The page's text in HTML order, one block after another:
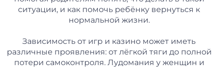
ситуации, и как помочь ребёнку вернуться к
нормальной жизни.
Зависимость от игр и казино может иметь
различные проявления: от лёгкой тяги до полной
потери самоконтроля. Лудомания у женщин и